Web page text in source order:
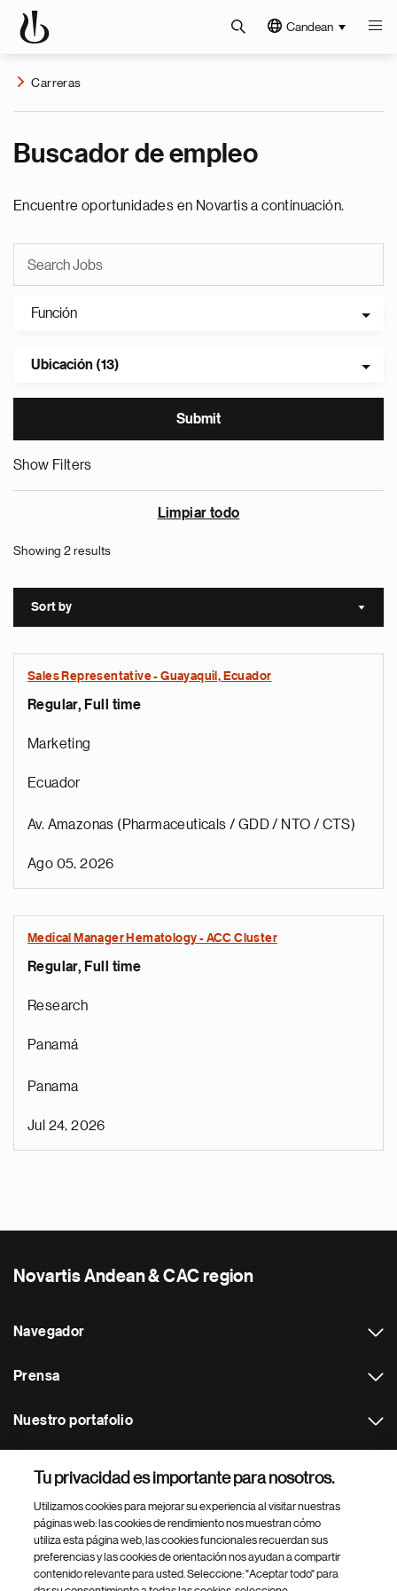
Candean
Carreras
Buscador de empleo
Encuentre oportunidades en Novartis a continuación.
Función
Ubicación (13)
Show Filters
Limpiar todo
Showing 2 results
Sort by Sort
Sales Representative - Guayaquil, Ecuador
Regular, Full time
Marketing
Ecuador
Av. Amazonas (Pharmaceuticals / GDD / NTO / CTS)
Ago 05, 2026
Medical Manager Hematology - ACC Cluster
Regular, Full time
Research
Panamá
Panama
Jul 24, 2026
Novartis Andean & CAC region
Navegador
Prensa
Nuestro portafolio
Footer Site Search
Tu privacidad es importante para nosotros.
Utilizamos cookies para mejorar su experiencia al visitar nuestras
páginas web: las cookies de rendimiento nos muestran cómo
utiliza esta página web, las cookies funcionales recuerdan sus
preferencias y las cookies de orientación nos ayudan a compartir
contenido relevante para usted. Seleccione: "Aceptar todo" para